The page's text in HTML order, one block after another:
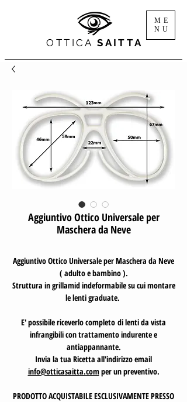
OTTICASAITTA
ME
NU
Aggiuntivo Ottico Universale per
Maschera da Neve
Aggiuntivo Ottico Universale per Maschera da Neve
( adulto e bambino ).
Struttura in grillamid indeformabile su cui montare
le lenti graduate.
E' possibile riceverlo completo di lenti da vista
infrangibili con trattamento indurente e
antiappannante.
Invia la tua Ricetta all'indirizzo email
info@otticasaitta.comper un preventivo.
PRODOTTO ACQUISTABILE ESCLUSIVAMENTE PRESSO